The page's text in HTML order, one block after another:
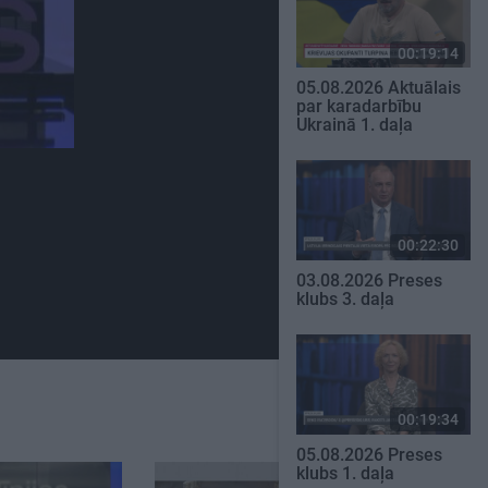
00:19:14
05.08.2026 Aktuālais
par karadarbību
Ukrainā 1. daļa
00:22:30
03.08.2026 Preses
klubs 3. daļa
00:19:34
05.08.2026 Preses
klubs 1. daļa